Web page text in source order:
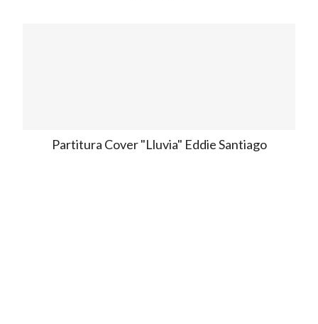
Partitura Cover "Lluvia" Eddie Santiago